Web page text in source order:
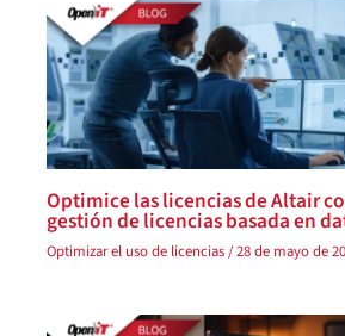
Optimice las licencias de Altair
gestión de licencias basada en
Optimizar el uso de licencias/28 de mayo de